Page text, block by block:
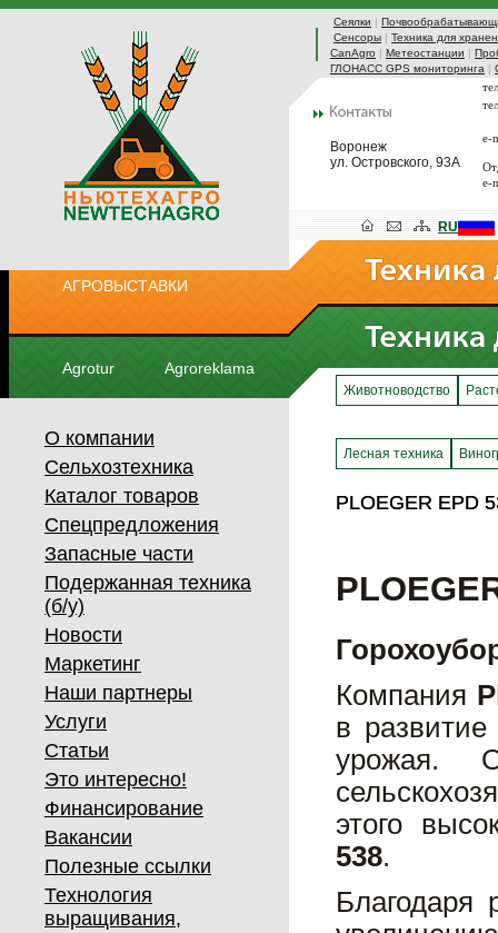
Сеялки |
Сенсоры | Техника для
CanAgro | Метеостанции |
ГЛОНАСС GPS мониторинга |
Воронеж
ул. Островского, 93А
e-
e-
АГРОВЫСТАВКИ
Agrotur Agroreklama
RU
О компании
Сельхозтехника
Каталог товаров
Спецпредложения
Запасные части
Подержанная техника
(б/у)
Новости
Маркетинг
Наши партнеры
Услуги
Статьи
Это интересно!
Финансирование
Вакансии
Полезные ссылки
Технология
выращивания,
Животноводство
Лесная техника
PLOEGER EPD
PLOEGER EPD
Компания
в
урожая.
этого
538.
Благодаря